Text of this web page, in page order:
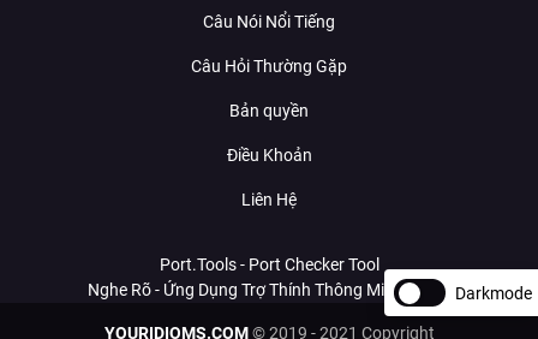
Câu Nói Nổi Tiếng
Câu Hỏi Thường Gặp
Bản quyền
Điều Khoản
Liên Hệ
Port.Tools - Port Checker Tool
Nghe Rõ - Ứng Dụng Trợ Thính Thông Minh Với AI
YOURIDIOMS.COM© 2019 - 2021 Copyright
Darkmode